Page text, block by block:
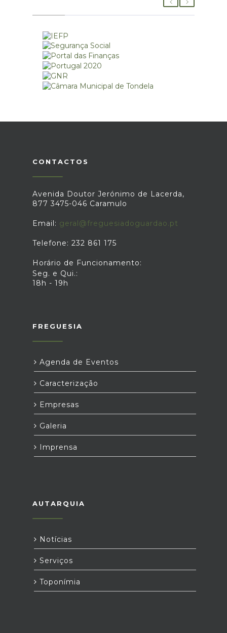
CONTACTOS
Avenida Doutor Jerónimo de Lacerda,
877 3475-046 Caramulo
Email: geral@freguesiadoguardao.pt
Telefone: 232 861 175
Horário de Funcionamento:
Seg. e Qui.:
18h - 19h
FREGUESIA
Agenda de Eventos
Caracterização
Empresas
Galeria
Imprensa
AUTARQUIA
Notícias
Serviços
Toponímia